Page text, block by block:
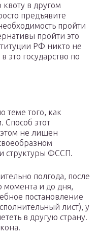
в другом
предъявите
пройти
пройти это
РФ никто не
это государство по
теме того, как
Способ этот
не лишен
структуры ФССП.
полгода, после
момента и до дня,
постановление
лист), у
в другую страну.